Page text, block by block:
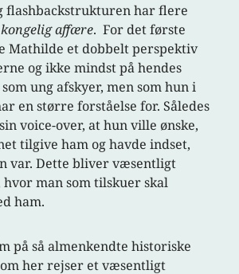
flashbackstrukturen har flere
affære. For det første
Mathilde et dobbelt perspektiv
og ikke mindst på hendes
ung afskyer, men som hun i
en større forståelse for. Således
voice-over, at hun ville ønske,
tilgive ham og havde indset,
var. Dette bliver væsentligt
man som tilskuer skal
ham.
på så almenkendte historiske
her rejser et væsentligt